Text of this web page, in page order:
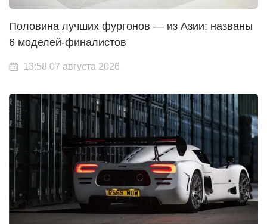
Половина лучших фургонов — из Азии: названы
6 моделей-финалистов
13:58 07 августа 2026